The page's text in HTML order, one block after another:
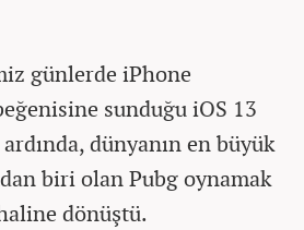
günlerde iPhone
sunduğu iOS 13
dünyanın en büyük
biri olan Pubg oynamak
dönüştü.